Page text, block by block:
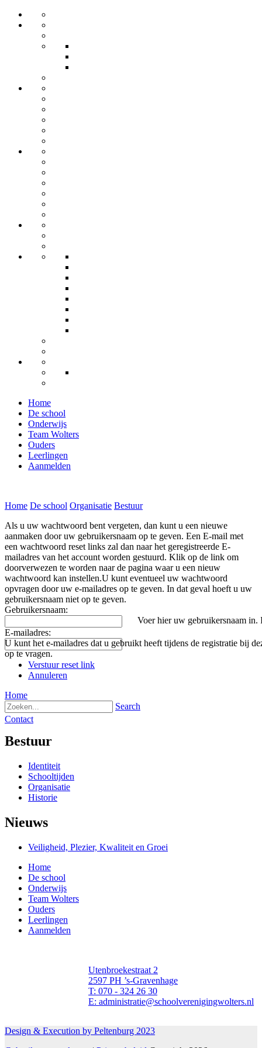
Home
De school
Onderwijs
Team Wolters
Ouders
Leerlingen
Aanmelden
Home De school Organisatie Bestuur
Als u uw wachtwoord bent vergeten, dan kunt u een nieuwe
aanmaken door uw gebruikersnaam op te geven. Een E-mail met
een wachtwoord reset links zal dan naar het geregistreerde E-
mailadres van het account worden gestuurd. Klik op de link om
doorverwezen te worden naar de pagina waar u een nieuw
wachtwoord kan instellen.U kunt eventueel uw wachtwoord
opvragen door uw e-mailadres op te geven. In dat geval hoeft u uw
gebruikersnaam niet op te geven.
Gebruikersnaam:
Voer hier uw gebruikersnaam
E-mailadres:
U kunt het e-mailadres dat u gebruikt heeft tijdens de registratie bij
op te vragen.
Verstuur reset link
Annuleren
Home
Search
Contact
Bestuur
Identiteit
Schooltijden
Organisatie
Historie
Nieuws
Veiligheid, Plezier, Kwaliteit en Groei
Home
De school
Onderwijs
Team Wolters
Ouders
Leerlingen
Aanmelden
Utenbroekestraat 2
2597 PH ’s-Gravenhage
T: 070 - 324 26 30
E: administratie@schoolverenigingwolters.nl
Design & Execution by Peltenburg 2023